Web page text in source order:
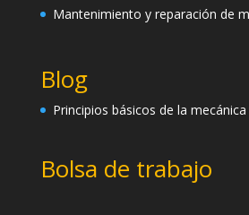
Mantenimiento y reparación de
Blog
Principios básicos de la
Bolsa de trabajo